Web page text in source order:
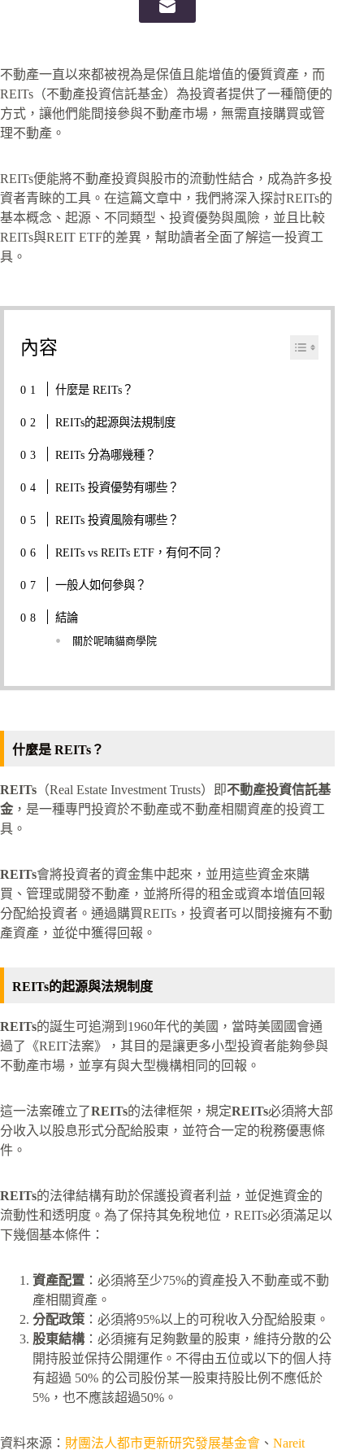
不動產一直以來都被視為是保值且能增值的優質資產，而
REITs（不動產投資信託基金）為投資者提供了一種簡便的
方式，讓他們能間接參與不動產市場，無需直接購買或管
理不動產。
REITs便能將不動產投資與股市的流動性結合，成為許多投
資者青睞的工具。在這篇文章中，我們將深入探討REITs的
基本概念、起源、不同類型、投資優勢與風險，並且比較
REITs與REIT ETF的差異，幫助讀者全面了解這一投資工
具。
內容
什麼是 REITs？
REITs的起源與法規制度
REITs 分為哪幾種？
REITs 投資優勢有哪些？
REITs 投資風險有哪些？
REITs vs REITs ETF，有何不同？
一般人如何參與？
結論
關於呢喃貓商學院
什麼是 REITs？
REITs （Real Estate Investment Trusts）即不動產投資信託基
金 ，是一種專門投資於不動產或不動產相關資產的投資工
具。
REITs會將投資者的資金集中起來，並用這些資金來購
買、管理或開發不動產，並將所得的租金或資本增值回報
分配給投資者。通過購買REITs，投資者可以間接擁有不動
產資產，並從中獲得回報。
REITs的起源與法規制度
REITs的誕生可追溯到1960年代的美國，當時美國國會通
過了《REIT法案》，其目的是讓更多小型投資者能夠參與
不動產市場，並享有與大型機構相同的回報。
這一法案確立了REITs的法律框架，規定REITs必須將大部
分收入以股息形式分配給股東，並符合一定的稅務優惠條
件。
REITs的法律結構有助於保護投資者利益，並促進資金的
流動性和透明度。為了保持其免稅地位，REITs必須滿足以
下幾個基本條件：
資產配置 ：必須將至少75%的資產投入不動產或不動
產相關資產。
分配政策 ：必須將95%以上的可稅收入分配給股東。
股東結構：必須擁有足夠數量的股東，維持分散的公
開持股並保持公開運作。不得由五位或以下的個人持
有超過 50% 的公司股份某一股東持股比例不應低於
5%，也不應該超過50%。
資料來源： 財團法人都市更新研究發展基金會 、 Nareit